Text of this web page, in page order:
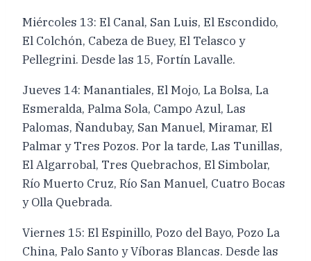
Miércoles 13: El Canal, San Luis, El Escondido,
El Colchón, Cabeza de Buey, El Telasco y
Pellegrini. Desde las 15, Fortín Lavalle.
Jueves 14: Manantiales, El Mojo, La Bolsa, La
Esmeralda, Palma Sola, Campo Azul, Las
Palomas, Ñandubay, San Manuel, Miramar, El
Palmar y Tres Pozos. Por la tarde, Las Tunillas,
El Algarrobal, Tres Quebrachos, El Simbolar,
Río Muerto Cruz, Río San Manuel, Cuatro Bocas
y Olla Quebrada.
Viernes 15: El Espinillo, Pozo del Bayo, Pozo La
China, Palo Santo y Víboras Blancas. Desde las